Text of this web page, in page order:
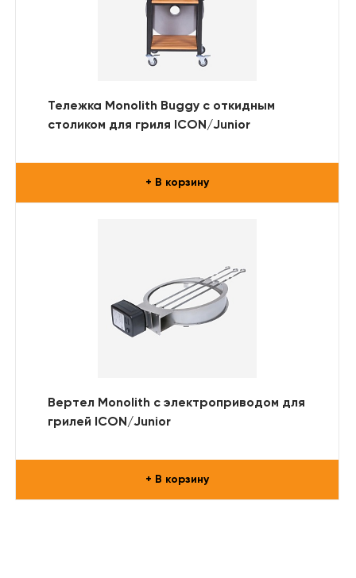
Тележка Monolith Buggy с откидным
столиком для гриля ICON/Junior
+ В корзину
Вертел Monolith с электроприводом для
грилей ICON/Junior
+ В корзину